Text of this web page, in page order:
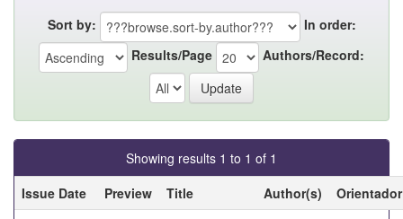
Sort by:
In order:
Results/Page
Authors/Record:
Showing results 1 to 1 of 1
Issue Date
Preview Title Author(s)
Orientador